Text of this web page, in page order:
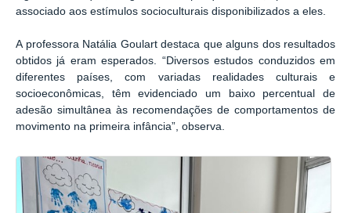
associado aos estímulos socioculturais disponibilizados a eles.
A professora Natália Goulart destaca que alguns dos resultados
obtidos já eram esperados. “Diversos estudos conduzidos em
diferentes países, com variadas realidades culturais e
socioeconômicas, têm evidenciado um baixo percentual de
adesão simultânea às recomendações de comportamentos de
movimento na primeira infância”, observa.